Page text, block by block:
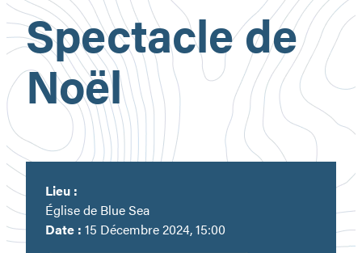
Spectacle de
Noël
Date : 15 Décembre 2024, 15:00
Lieu :
Église de Blue Sea